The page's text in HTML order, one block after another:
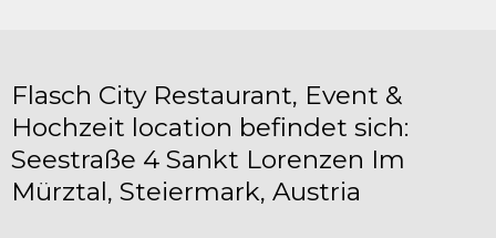
Flasch City Restaurant, Event &
Hochzeit location befindet sich:
Seestraße 4 Sankt Lorenzen Im
Mürztal, Steiermark, Austria